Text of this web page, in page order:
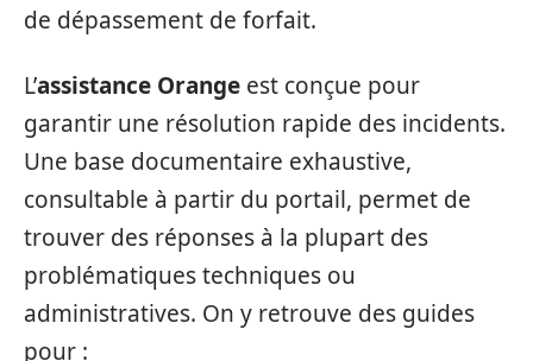
de dépassement de forfait.
L’assistance Orange est conçue pour
garantir une résolution rapide des incidents.
Une base documentaire exhaustive,
consultable à partir du portail, permet de
trouver des réponses à la plupart des
problématiques techniques ou
administratives. On y retrouve des guides
pour :